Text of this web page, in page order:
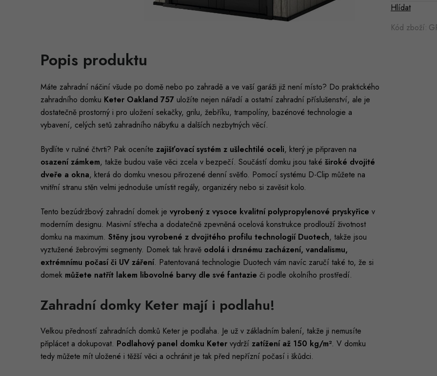
Kód zboží:
Hlídat
Popis produktu
Máte zahradní náčiní všude po domě nebo po zahradě a ve vaší garáži již není místo? Do praktického
zahradního domku Keter Oakland 757 uložíte nejen nářadí a ostatní zahradní příslušenství, ale je
dostatečně prostorný i pro uložení sekačky, grilu, žebříku, trampolíny, bazénové technologie a
vybavení, celých setů zahradního nábytku a dalších nezbytných věcí.
Bydlíte v rušné čtvrti? Pak oceníte zajišťovací systém z ušlechtilé oceli, který je připraven na
osazení zámkem, takže budou vaše věci zcela v bezpečí. Součástí domku jsou také široké dvojité
dveře a okna, která do domku vnesou přirozené denní světlo. Pomocí systému D-Clip můžete na
vnitřní stranu stěn velmi jednoduše umístit regály, organizéry nebo si zavěsit kolo.
Tento bezúdržbový zahradní domek je vyrobený z vysoce kvalitní polypropylenové pryskyřice v
moderním designu. Masivní střecha a dodatečně zpevněná ocelová konstrukce prodlouží životnost
domku na maximum. Stěny jsou vyrobené z dvojitého profilu technologií Duotech, takže jsou
vyztužené žebrovými segmenty. Domek tak hravě odolá i drsnému zacházení, vandalismu,
extrémnímu počasí či UV záření. Patentovaná technologie Duotech vám navíc zaručí také to, že si
domek můžete natřít lakem libovolné barvy dle své fantazie či podle okolního prostředí.
Zahradní domky Keter mají i podlahu!
Velkou předností zahradních domků Keter je podlaha. Je už v základním balení, takže ji nemusíte
připlácet a dokupovat. Podlahový panel domku Keter vydrží zatížení až 150 kg/m². V domku
tedy můžete mít uložené i těžší věci a ochránit je tak před nepřízní počasí i škůdci.